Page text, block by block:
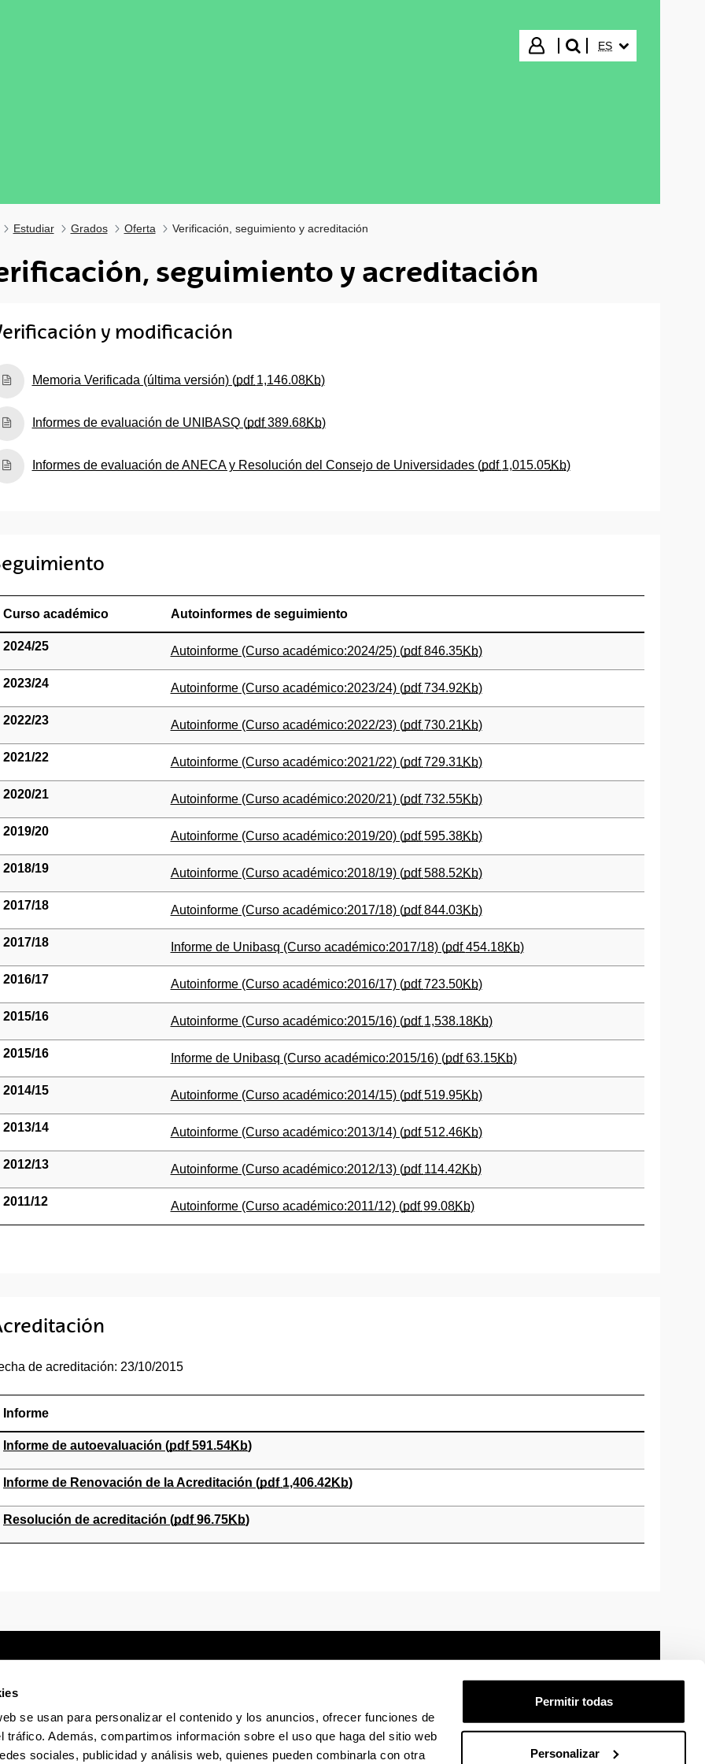
se usan para personalizar el contenido y los anuncios, ofrecer funciones de
tráfico. Además, compartimos información sobre el uso que haga del sitio web
sociales, publicidad y análisis web, quienes pueden combinarla con otra
Permitir todas
Personalizar
Iniciar sesión
buscar"
ES
subpáginas
Estudiar Grados Oferta Verificación, seguimiento y acreditación
seguimiento y acreditación
y modificación
(Abre una nueva ventana)
Memoria Verificada (última versión) (pdf 1,146.08Kb)
(Abre una nueva ventana)
Informes de evaluación de UNIBASQ (pdf389.68Kb)
(Abre una nueva ventana)
Informes de evaluación de ANECA y Resolución del Consejo de Universidades (pdf 1,015.05Kb)
Curso académico Autoinformes de seguimiento
2024/25 (Abre una nueva ventana)
Autoinforme (Curso académico:2024/25) (pdf846.35Kb)
2023/24 (Abre una nueva ventana)
Autoinforme (Curso académico:2023/24) (pdf734.92Kb)
2022/23 (Abre una nueva ventana)
Autoinforme (Curso académico:2022/23) (pdf730.21Kb)
2021/22 (Abre una nueva ventana)
Autoinforme (Curso académico:2021/22) (pdf729.31Kb)
2020/21 (Abre una nueva ventana)
Autoinforme (Curso académico:2020/21) (pdf732.55Kb)
2019/20 (Abre una nueva ventana)
Autoinforme (Curso académico:2019/20) (pdf595.38Kb)
2018/19 (Abre una nueva ventana)
Autoinforme (Curso académico:2018/19) (pdf588.52Kb)
2017/18 (Abre una nueva ventana)
Autoinforme (Curso académico:2017/18) (pdf844.03Kb)
2017/18 (Abre una nueva ventana)
Informe de Unibasq (Curso académico:2017/18) (pdf454.18Kb)
2016/17 (Abre una nueva ventana)
Autoinforme (Curso académico:2016/17) (pdf723.50Kb)
2015/16 (Abre una nueva ventana)
Autoinforme (Curso académico:2015/16) (pdf 1,538.18Kb)
2015/16 (Abre una nueva ventana)
Informe de Unibasq (Curso académico:2015/16) (pdf63.15Kb)
2014/15 (Abre una nueva ventana)
Autoinforme (Curso académico:2014/15) (pdf519.95Kb)
2013/14 (Abre una nueva ventana)
Autoinforme (Curso académico:2013/14) (pdf512.46Kb)
2012/13 (Abre una nueva ventana)
Autoinforme (Curso académico:2012/13) (pdf 114.42Kb)
2011/12 (Abre una nueva ventana)
Autoinforme (Curso académico:2011/12) (pdf99.08Kb)
de acreditación: 23/10/2015
Informe
(Abre una nueva ventana)
Informe de autoevaluación (pdf591.54Kb)
(Abre una nueva ventana)
Informe de Renovación de la Acreditación (pdf 1,406.42Kb)
(Abre una nueva ventana)
Resolución de acreditación (pdf96.75Kb)
Sede electrónica Accesibilidad Información legal Mapa Ayuda Contacto